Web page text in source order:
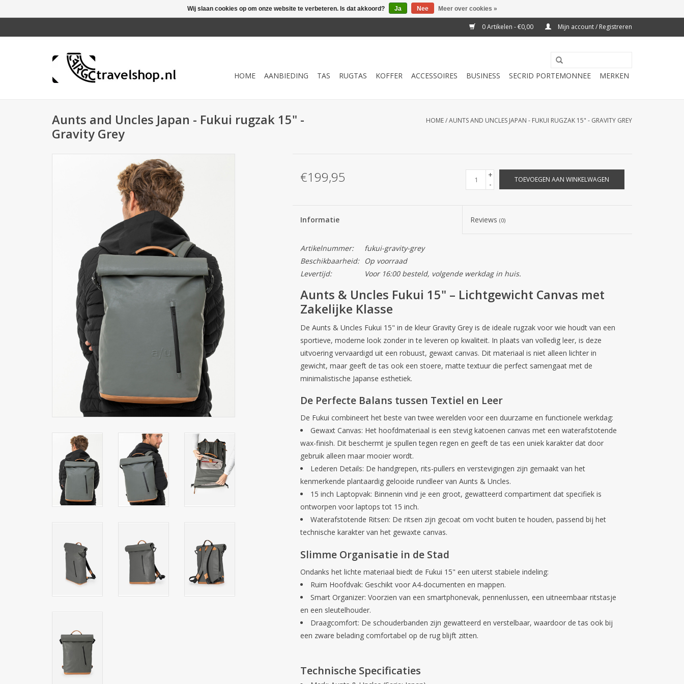
0 Artikelen - €0,00 Mijn account / Registreren
HOME AANBIEDING TAS RUGTAS KOFFER ACCESSOIRES BUSINESS SECRID PORTEMONNEE MERKEN
Aunts and Uncles Japan - Fukui rugzak 15" -
Gravity Grey
HOME/AUNTS AND UNCLES JAPAN - FUKUI RUGZAK 15" - GRAVITY GREY
€199,95
+
-
TOEVOEGEN AAN WINKELWAGEN
Informatie Reviews(0)
Artikelnummer:
fukui-gravity-grey
Beschikbaarheid:
Op voorraad
Levertijd:
Voor 16:00 besteld, volgende werkdag in huis.
Aunts & Uncles Fukui 15" – Lichtgewicht Canvas met
Zakelijke Klasse
De Aunts & Uncles Fukui 15" in de kleur Gravity Greyis de ideale rugzak voor wie houdt van een
sportieve, moderne look zonder in te leveren op kwaliteit. In plaats van volledig leer, is deze
uitvoering vervaardigd uit een robuust, gewaxt canvas. Dit materiaal is niet alleen lichter in
gewicht, maar geeft de tas ook een stoere, matte textuur die perfect samengaat met de
minimalistische Japanse esthetiek.
De Perfecte Balans tussen Textiel en Leer
De Fukui combineert het beste van twee werelden voor een duurzame en functionele werkdag:
Gewaxt Canvas: Het hoofdmateriaal is een stevig katoenen canvas met een waterafstotende
wax-finish. Dit beschermt je spullen tegen regen en geeft de tas een uniek karakter dat door
gebruik alleen maar mooier wordt.
Lederen Details: De handgrepen, rits-pullers en verstevigingen zijn gemaakt van het
kenmerkende plantaardig gelooide rundleer van Aunts & Uncles.
15 inch Laptopvak: Binnenin vind je een groot, gewatteerd compartiment dat specifiek is
ontworpen voor laptops tot 15 inch.
Waterafstotende Ritsen: De ritsen zijn gecoat om vocht buiten te houden, passend bij het
technische karakter van het gewaxte canvas.
Slimme Organisatie in de Stad
Ondanks het lichte materiaal biedt de Fukui 15" een uiterst stabiele indeling:
Ruim Hoofdvak: Geschikt voor A4-documenten en mappen.
Smart Organizer: Voorzien van een smartphonevak, pennenlussen, een uitneembaar ritstasje
en een sleutelhouder.
Draagcomfort: De schouderbanden zijn gewatteerd en verstelbaar, waardoor de tas ook bij
een zware belading comfortabel op de rug blijft zitten.
Technische Specificaties
Wij slaan cookies op om onze website te verbeteren. Is dat akkoord? Ja Nee Meer over cookies »